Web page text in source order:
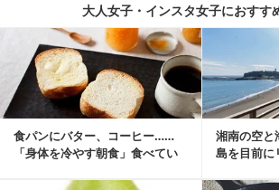
大人女子・インスタ女子におすす
食パンにバター、コーヒー……
「身体を冷やす朝食」食べてい
湘南の空と
島を目前に